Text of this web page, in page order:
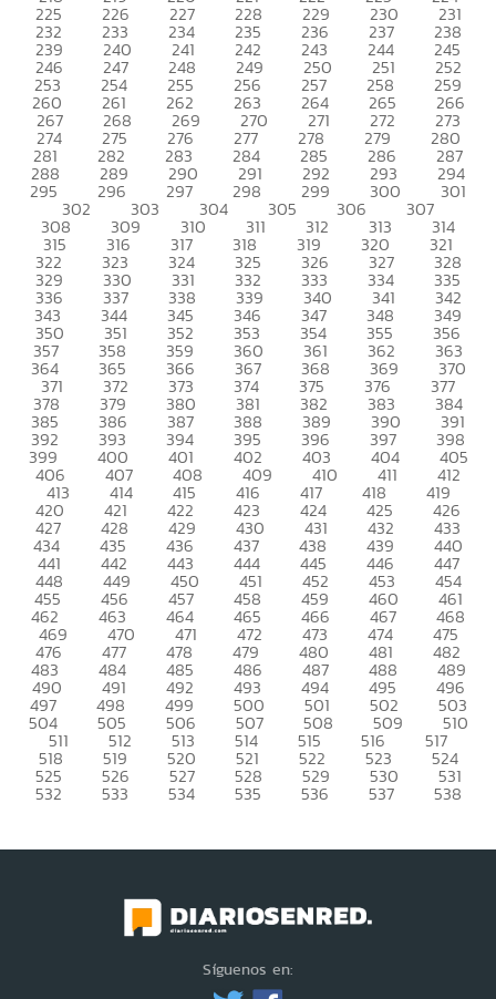
225 226 227 228 229 230 231
232 233 234 235 236 237 238
239 240 241 242 243 244 245
246 247 248 249 250 251 252
253 254 255 256 257 258 259
260 261 262 263 264 265 266
267 268 269 270 271 272 273
274 275 276 277 278 279 280
281 282 283 284 285 286 287
288 289 290 291 292 293 294
295 296 297 298 299 300 301
302 303 304 305 306 307
308 309 310 311 312 313 314
315 316 317 318 319 320 321
322 323 324 325 326 327 328
329 330 331 332 333 334 335
336 337 338 339 340 341 342
343 344 345 346 347 348 349
350 351 352 353 354 355 356
357 358 359 360 361 362 363
364 365 366 367 368 369 370
371 372 373 374 375 376 377
378 379 380 381 382 383 384
385 386 387 388 389 390 391
392 393 394 395 396 397 398
399 400 401 402 403 404 405
406 407 408 409 410 411 412
413 414 415 416 417 418 419
420 421 422 423 424 425 426
427 428 429 430 431 432 433
434 435 436 437 438 439 440
441 442 443 444 445 446 447
448 449 450 451 452 453 454
455 456 457 458 459 460 461
462 463 464 465 466 467 468
469 470 471 472 473 474 475
476 477 478 479 480 481 482
483 484 485 486 487 488 489
490 491 492 493 494 495 496
497 498 499 500 501 502 503
504 505 506 507 508 509 510
511 512 513 514 515 516 517
518 519 520 521 522 523 524
525 526 527 528 529 530 531
532 533 534 535 536 537 538
Síguenos en: